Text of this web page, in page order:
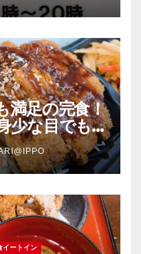
満足の完食！
少な目でも
ンカツ弁当
イートイン